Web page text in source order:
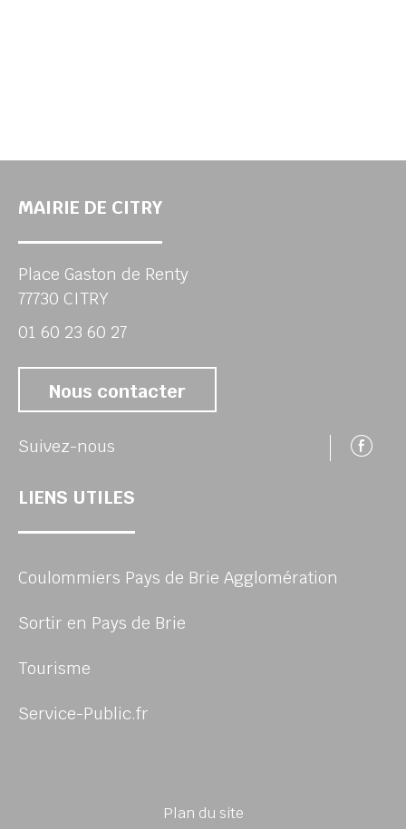
MAIRIE DE CITRY
Place Gaston de Renty
77730 CITRY
01 60 23 60 27
Nous contacter
Suivez-nous
LIENS UTILES
Coulommiers Pays de Brie Agglomération
Sortir en Pays de Brie
Tourisme
Service-Public.fr
Plan du site